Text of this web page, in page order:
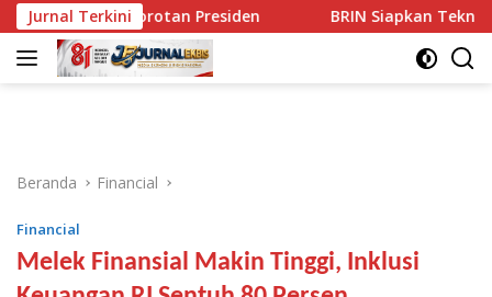
Langsung
ke
konten
Jurnal Terkini
Sorotan Presiden BRIN Siapkan Teknologi CNG
Beranda Financial
Financial
Melek Finansial Makin Tinggi, Inklusi